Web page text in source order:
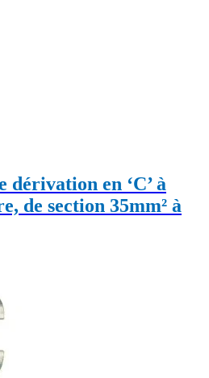
dérivation en ‘C’ à
de section 35mm² à